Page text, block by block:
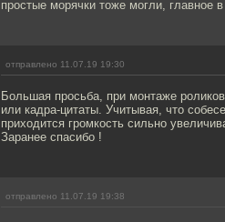
простые морячки тоже могли, главное в
отправлено 11.07.19 19:30
Большая просьба, при монтаже
или кадра-цитаты. Учитывая, что
приходится громкость сильно
Заранее спасибо !
отправлено 11.07.19 19:38